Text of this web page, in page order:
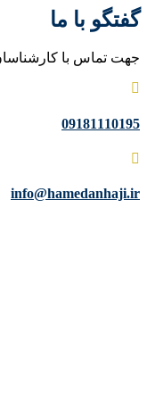
گفتگو با ما
جهت تماس با
09181110195
info@hamedanhaji.ir